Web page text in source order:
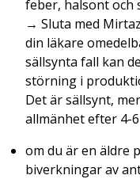
feber, halsont och
→ Sluta med
din läkare
sällsynta fall kan
störning i
Det är sällsynt,
allmänhet efter 4-
om du är en äldre
biverkningar av